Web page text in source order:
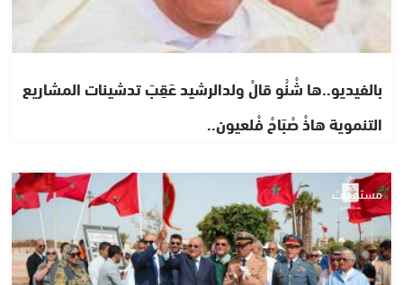
بالفيديو..ها شْنُو قالْ ولدالرشيد عَقِبَ تدشينات المشاريع
التنموية هاذْ صْبَاحْ فْلعيون..
مستجدات